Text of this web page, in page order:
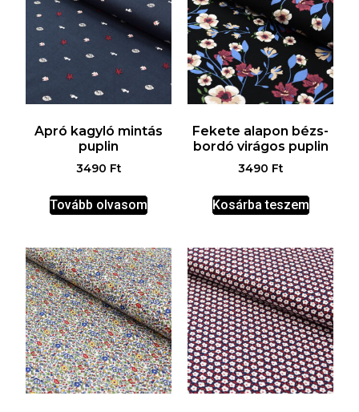
Apró kagyló mintás
puplin
3490 Ft
Tovább olvasom
Fekete alapon bézs-
bordó virágos puplin
3490 Ft
Kosárba teszem